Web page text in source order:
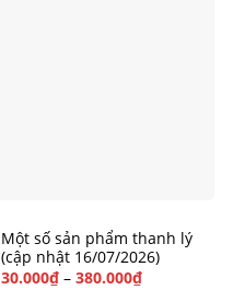
Một số sản phẩm thanh lý
(cập nhật 16/07/2026)
30.000₫ – 380.000₫